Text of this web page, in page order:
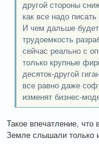
другой стороны
как все надо
И чем дальше
трудоемкость
сейчас реально с
только крупные
десяток-другой
все равно даже
изменят бизнес-
Такое впечатление,
Земле слышали только